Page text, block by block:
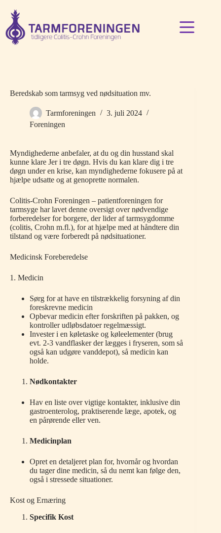
indhold
Beredskab som tarmsyg ved nødsituation mv.
Tarmforeningen
3. juli 2024
Foreningen
Myndighederne anbefaler, at du og din husstand skal
kunne klare Jer i tre døgn. Hvis du kan klare dig i tre
døgn under en krise, kan myndighederne fokusere på at
hjælpe udsatte og at genoprette normalen.
Colitis-Crohn Foreningen – patientforeningen for
tarmsyge har lavet denne oversigt over nødvendige
forberedelser for borgere, der lider af tarmsygdomme
(colitis, Crohn m.fl.), for at hjælpe med at håndtere din
tilstand og være forberedt på nødsituationer.
Medicinsk Foreberedelse
1. Medicin
Sørg for at have en tilstrækkelig forsyning af din
foreskrevne medicin
Opbevar medicin efter forskriften på pakken, og
kontroller udløbsdatoer regelmæssigt.
Invester i en køletaske og køleelementer (brug
evt. 2-3 vandflasker der lægges i fryseren, som så
også kan udgøre vanddepot), så medicin kan
holde.
Nødkontakter
Hav en liste over vigtige kontakter, inklusive din
gastroenterolog, praktiserende læge, apotek, og
en pårørende eller ven.
Medicinplan
Opret en detaljeret plan for, hvornår og hvordan
du tager dine medicin, så du nemt kan følge den,
også i stressede situationer.
Kost og Ernæring
Specifik Kost